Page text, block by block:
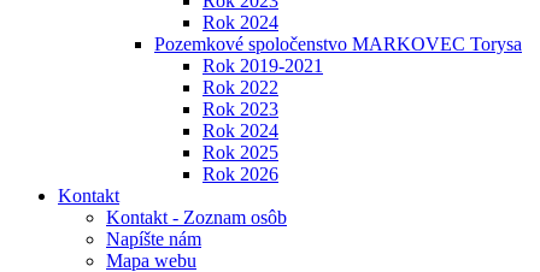
Rok 2024
Pozemkové spoločenstvo MARKOVEC Torysa
Rok 2019-2021
Rok 2022
Rok 2023
Rok 2024
Rok 2025
Rok 2026
Kontakt
Kontakt - Zoznam osôb
Napíšte nám
Mapa webu